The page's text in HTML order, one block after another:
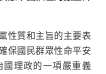
性質和主旨的主要表
保國民群眾性命平安
理政的一項嚴重義